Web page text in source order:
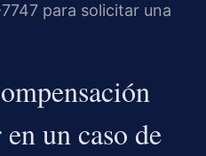
para solicitar una
un caso de